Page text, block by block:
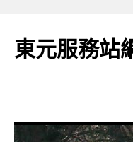
東元服務站